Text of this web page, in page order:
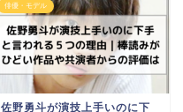
俳優・モデル
佐野勇斗が演技上手いのに下